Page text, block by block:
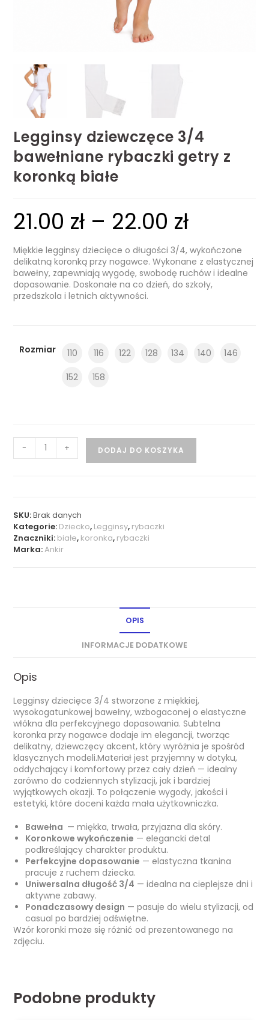
Legginsy dziewczęce 3/4
bawełniane rybaczki getry z
koronką białe
21.00 zł – 22.00 zł
Miękkie legginsy dziecięce o długości 3/4, wykończone
delikatną koronką przy nogawce. Wykonane z elastycznej
bawełny, zapewniają wygodę, swobodę ruchów i idealne
dopasowanie. Doskonałe na co dzień, do szkoły,
przedszkola i letnich aktywności.
Rozmiar 110 116 122 128 134 140
146
152
158
- + DODAJ DO KOSZYKA
SKU:Brak danych
Kategorie: Dziecko, Legginsy, rybaczki
Znaczniki: białe, koronka, rybaczki
Marka:Ankir
OPIS
INFORMACJE DODATKOWE
Opis
Legginsy dziecięce 3/4 stworzone z miękkiej,
wysokogatunkowej bawełny, wzbogaconej o elastyczne
włókna dla perfekcyjnego dopasowania. Subtelna
koronka przy nogawce dodaje im elegancji, tworząc
delikatny, dziewczęcy akcent, który wyróżnia je spośród
klasycznych modeli.Materiał jest przyjemny w dotyku,
oddychający i komfortowy przez cały dzień — idealny
zarówno do codziennych stylizacji, jak i bardziej
wyjątkowych okazji. To połączenie wygody, jakości i
estetyki, które doceni każda mała użytkowniczka.
Bawełna — miękka, trwała, przyjazna dla skóry.
Koronkowe wykończenie — elegancki detal
podkreślający charakter produktu.
Perfekcyjne dopasowanie — elastyczna tkanina
pracuje z ruchem dziecka.
Uniwersalna długość 3/4 — idealna na cieplejsze dni i
aktywne zabawy.
Ponadczasowy design — pasuje do wielu stylizacji, od
casual po bardziej odświętne.
Wzór koronki może się różnić od prezentowanego na
zdjęciu.
Podobne produkty